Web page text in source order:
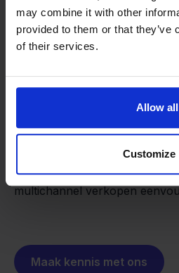
may combine it with other
provided to them or that they’ve
of their services.
Allow all
Customize
We groeien
investeerders of
oplossing voor ons eigen
uitgegroeid tot een platform
heel Europa. De missie is
multichannel verkopen
Maak kennis met ons